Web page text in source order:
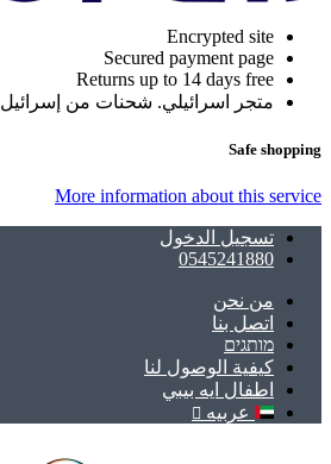
Encrypted site
Secured payment page
Returns up to 14 days free
متجر اسرائيلي. شحنات من إسرائيل
Safe shopping
More information about this service
تسجيل الدخول
0545241880
ﻣﻦ ﻧﺤﻦ
اتصل بنا
מותגים
كيفية الوصول لنا
اطفال ايه بيبي
عربيه